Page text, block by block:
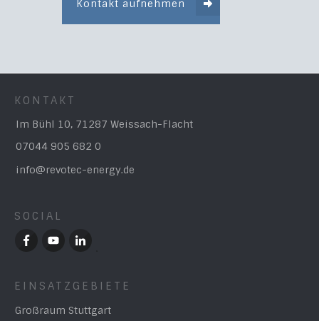
Kontakt aufnehmen
KONTAKT
Im Bühl 10, 71287 Weissach-Flacht
07044 905 682 0
info@revotec-energy.de
SOCIAL
EINSATZGEBIETE
Großraum Stuttgart